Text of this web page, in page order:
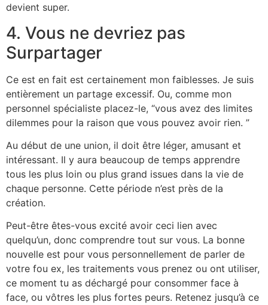
devient super.
4. Vous ne devriez pas
Surpartager
Ce est en fait est certainement mon faiblesses. Je suis
entièrement un partage excessif. Ou, comme mon
personnel spécialiste placez-le, “vous avez des limites
dilemmes pour la raison que vous pouvez avoir rien. ”
Au début de une union, il doit être léger, amusant et
intéressant. Il y aura beaucoup de temps apprendre
tous les plus loin ou plus grand issues dans la vie de
chaque personne. Cette période n’est près de la
création.
Peut-être êtes-vous excité avoir ceci lien avec
quelqu’un, donc comprendre tout sur vous. La bonne
nouvelle est pour vous personnellement de parler de
votre fou ex, les traitements vous prenez ou ont utiliser,
ce moment tu as déchargé pour consommer face à
face, ou vôtres les plus fortes peurs. Retenez jusqu’à ce